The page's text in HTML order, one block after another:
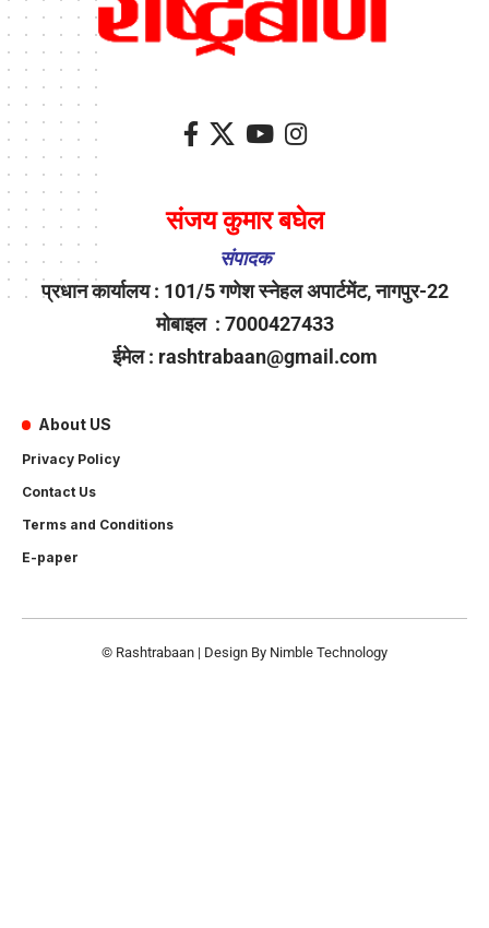
संजय कुमार बघेल
संपादक
प्रधान कार्यालय : 101/5 गणेश स्नेहल अपार्टमेंट, नागपुर-22
मोबाइल : 7000427433
ईमेल : rashtrabaan@gmail.com
About US
Privacy Policy
Contact Us
Terms and Conditions
E-paper
© Rashtrabaan | Design By Nimble Technology